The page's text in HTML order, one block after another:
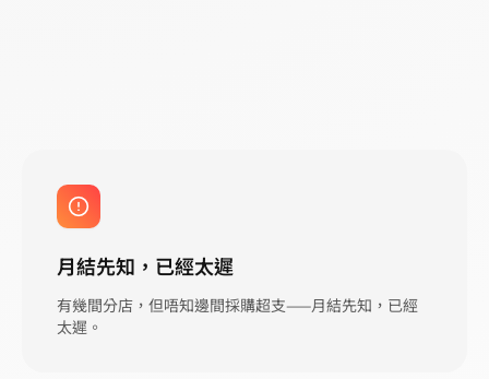
月結先知，已經太遲
有幾間分店，但唔知邊間採購超支——月結先知，已經
太遲。